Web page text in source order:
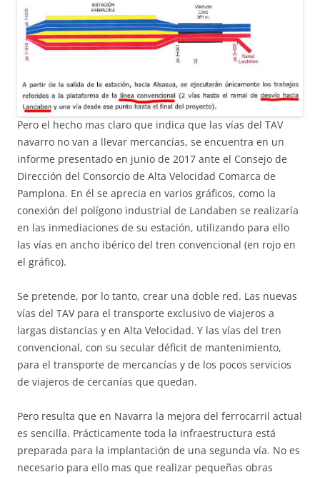
Pero el hecho mas claro que indica que las vías del TAV
navarro no van a llevar mercancías, se encuentra en un
informe presentado en junio de 2017 ante el Consejo de
Dirección del Consorcio de Alta Velocidad Comarca de
Pamplona. En él se aprecia en varios gráficos, como la
conexión del polígono industrial de Landaben se realizaría
en las inmediaciones de su estación, utilizando para ello
las vías en ancho ibérico del tren convencional (en rojo en
el gráfico).
Se pretende, por lo tanto, crear una doble red. Las nuevas
vías del TAV para el transporte exclusivo de viajeros a
largas distancias y en Alta Velocidad. Y las vías del tren
convencional, con su secular déficit de mantenimiento,
para el transporte de mercancías y de los pocos servicios
de viajeros de cercanías que quedan.
Pero resulta que en Navarra la mejora del ferrocarril actual
es sencilla. Prácticamente toda la infraestructura está
preparada para la implantación de una segunda vía. No es
necesario para ello mas que realizar pequeñas obras